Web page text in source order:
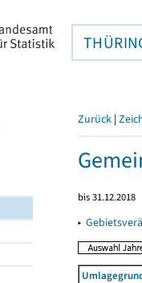
Zurück |
bis 31.12.2018
▸